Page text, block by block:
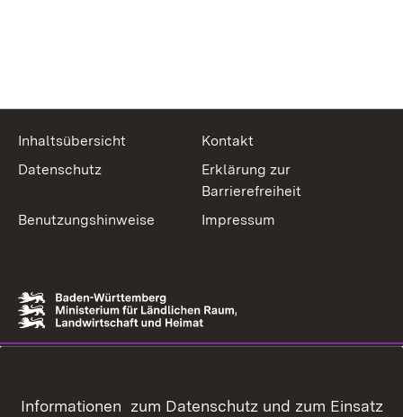
Inhaltsübersicht
Kontakt
Datenschutz
Erklärung zur
Barrierefreiheit
Benutzungshinweise
Impressum
Informationen zum Datenschutz und zum Einsatz